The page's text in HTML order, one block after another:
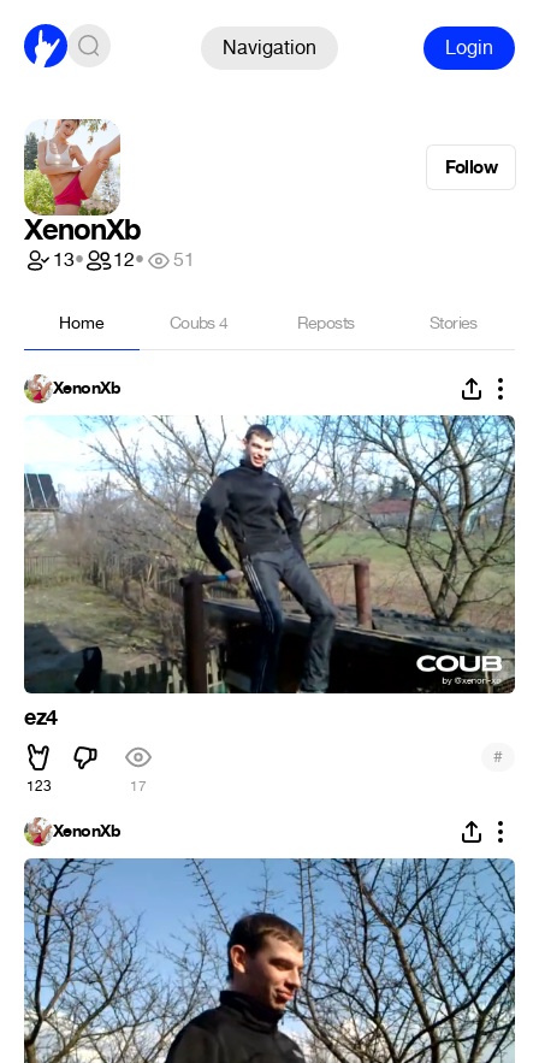
Navigation Login
Follow
XenonXb
13• 12• 51
Home Coubs4 Reposts Stories
XenonXb
ez4
123 17
#
XenonXb